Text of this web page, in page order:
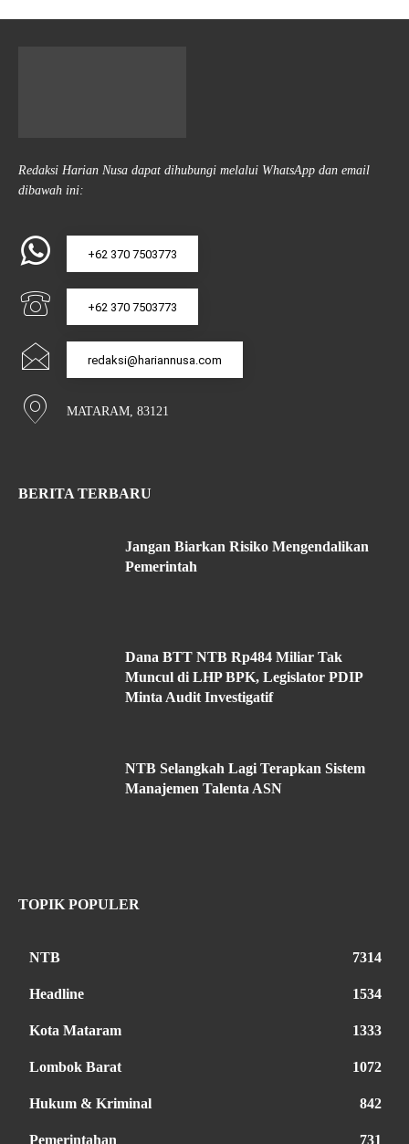
Redaksi Harian Nusa dapat dihubungi melalui WhatsApp dan email
dibawah ini:
+62 370 7503773
+62 370 7503773
redaksi@hariannusa.com
MATARAM, 83121
BERITA TERBARU
Jangan Biarkan Risiko Mengendalikan
Pemerintah
Dana BTT NTB Rp484 Miliar Tak
Muncul di LHP BPK, Legislator PDIP
Minta Audit Investigatif
NTB Selangkah Lagi Terapkan Sistem
Manajemen Talenta ASN
TOPIK POPULER
NTB 7314
Headline 1534
Kota Mataram 1333
Lombok Barat 1072
Hukum & Kriminal 842
Pemerintahan 731